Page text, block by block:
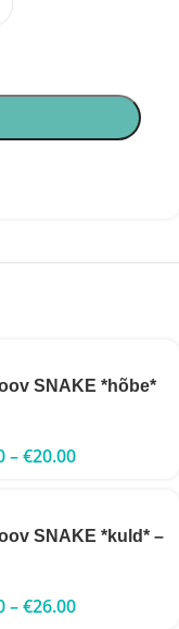
SNAKE *hõbe*
–€20.00
SNAKE *kuld* –
–€26.00